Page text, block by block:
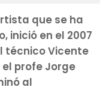
que se ha
inició en el 2007
técnico Vicente
el profe Jorge
al